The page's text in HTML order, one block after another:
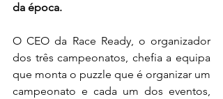
da época.
O CEO da Race Ready, o organizador
dos três campeonatos, chefia a equipa
que monta o puzzle que é organizar um
campeonato e cada um dos eventos,